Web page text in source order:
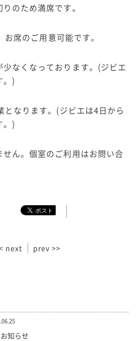
のため満席です。
席のご用意可能です。
少なくなっております。(ジビエ
。)
となります。(ジビエは4日から
。)
ん。個室のご利用はお問い合
next prev >>
知らせ